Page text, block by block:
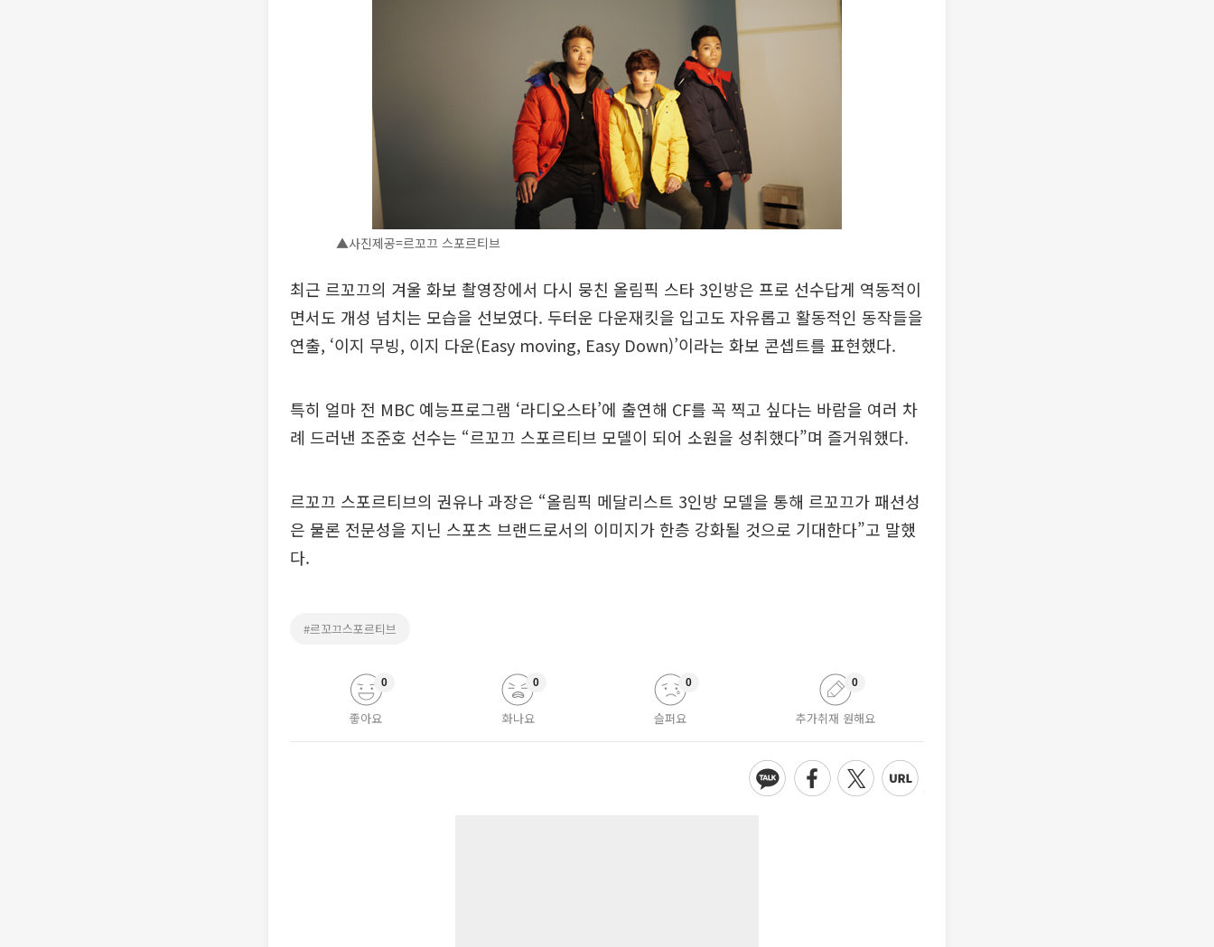
▲사진제공=르꼬끄 스포르티브
최근 르꼬끄의 겨울 화보 촬영장에서 다시 뭉친 올림픽 스타 3인방은 프로 선수답게 역동적이
면서도 개성 넘치는 모습을 선보였다. 두터운 다운재킷을 입고도 자유롭고 활동적인 동작들을
연출, ‘이지 무빙, 이지 다운(Easy moving, Easy Down)’이라는 화보 콘셉트를 표현했다.
특히 얼마 전 MBC 예능프로그램 ‘라디오스타’에 출연해 CF를 꼭 찍고 싶다는 바람을 여러 차
례 드러낸 조준호 선수는 “르꼬끄 스포르티브 모델이 되어 소원을 성취했다”며 즐거워했다.
르꼬끄 스포르티브의 권유나 과장은 “올림픽 메달리스트 3인방 모델을 통해 르꼬끄가 패션성
은 물론 전문성을 지닌 스포츠 브랜드로서의 이미지가 한층 강화될 것으로 기대한다”고 말했
다.
#르꼬끄스포르티브
좋아요
0
화나요
0
슬퍼요
0
추가취재 원해요
0